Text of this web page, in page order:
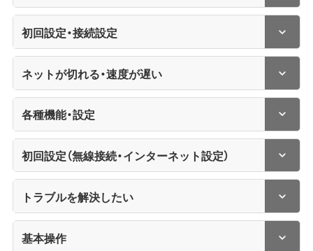
初回設定・接続設定
ネットが切れる・速度が遅い
各種機能・設定
初回設定（無線接続・インターネット設定）
トラブルを解決したい
基本操作